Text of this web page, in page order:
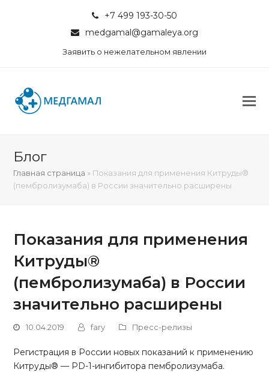
+7 499 193-30-50
medgamal@gamaleya.org
Заявить о нежелательном явлении
Блог
Главная страница » Показания для применения Китруды®
(пембролизумаба) в России значительно расширены
Показания для применения
Китруды®
(пембролизумаба) в России
значительно расширены
10.04.2019 fary Пресс-релизы
Регистрация в России новых показаний к применению
Китруды® — PD-1-ингибитора пембролизумаба.